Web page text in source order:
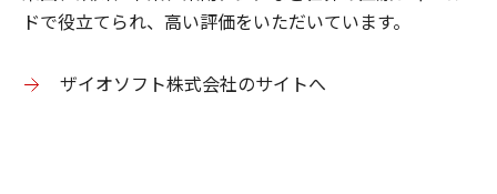
ドで役立てられ、高い評価をいただいています。
ザイオソフト株式会社のサイトへ